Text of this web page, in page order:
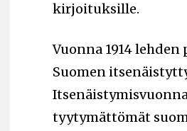
kirjoituksille.
Vuonna 1914
Suomen
Itsenäistymisvuonna
tyytymättömät